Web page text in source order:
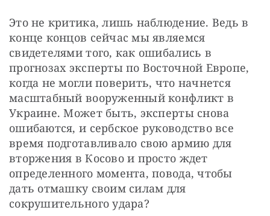
Это не критика, лишь наблюдение. Ведь в
конце концов сейчас мы являемся
свидетелями того, как ошибались в
прогнозах эксперты по Восточной Европе,
когда не могли поверить, что начнется
масштабный вооруженный конфликт в
Украине. Может быть, эксперты снова
ошибаются, и сербское руководство все
время подготавливало свою армию для
вторжения в Косово и просто ждет
определенного момента, повода, чтобы
дать отмашку своим силам для
сокрушительного удара?